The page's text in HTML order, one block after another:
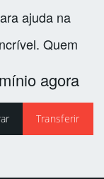
ajuda na
Quem
agora